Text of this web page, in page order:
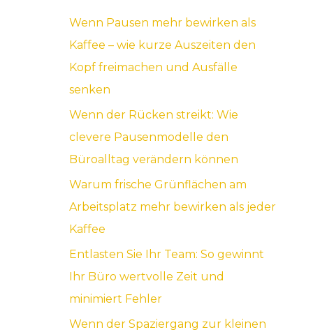
n
a
c
h
:
Wenn Pausen mehr bewirken als
Kaffee – wie kurze Auszeiten den
Kopf freimachen und Ausfälle
senken
Wenn der Rücken streikt: Wie
clevere Pausenmodelle den
Büroalltag verändern können
Warum frische Grünflächen am
Arbeitsplatz mehr bewirken als jeder
Kaffee
Entlasten Sie Ihr Team: So gewinnt
Ihr Büro wertvolle Zeit und
minimiert Fehler
Wenn der Spaziergang zur kleinen